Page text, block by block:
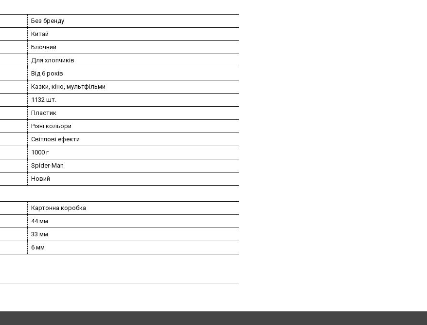
Без бренду
Китай
Блочний
Для хлопчиків
Від 6 років
Казки, кіно, мультфільми
1132 шт.
Пластик
Різні кольори
Світлові ефекти
1000 г
Spider-Man
Новий
Картонна коробка
44 мм
33 мм
6 мм